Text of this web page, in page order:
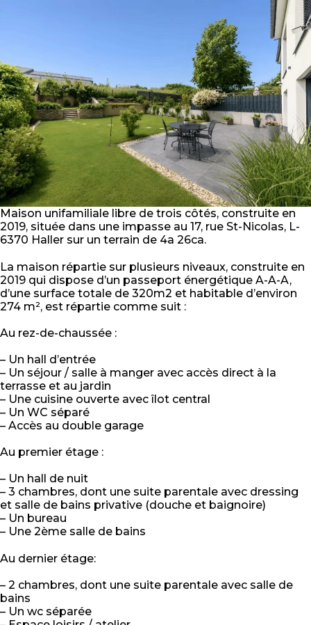
Maison unifamiliale libre de trois côtés, construite en
2019, située dans une impasse au 17, rue St-Nicolas, L-
6370 Haller sur un terrain de 4a 26ca.
La maison répartie sur plusieurs niveaux, construite en
2019 qui dispose d’un passeport énergétique A-A-A,
d’une surface totale de 320m2 et habitable d’environ
274 m², est répartie comme suit :
Au rez-de-chaussée :
– Un hall d’entrée
– Un séjour / salle à manger avec accès direct à la
terrasse et au jardin
– Une cuisine ouverte avec îlot central
– Un WC séparé
– Accès au double garage
Au premier étage :
– Un hall de nuit
– 3 chambres, dont une suite parentale avec dressing
et salle de bains privative (douche et baignoire)
– Un bureau
– Une 2ème salle de bains
Au dernier étage:
– 2 chambres, dont une suite parentale avec salle de
bains
– Un wc séparée